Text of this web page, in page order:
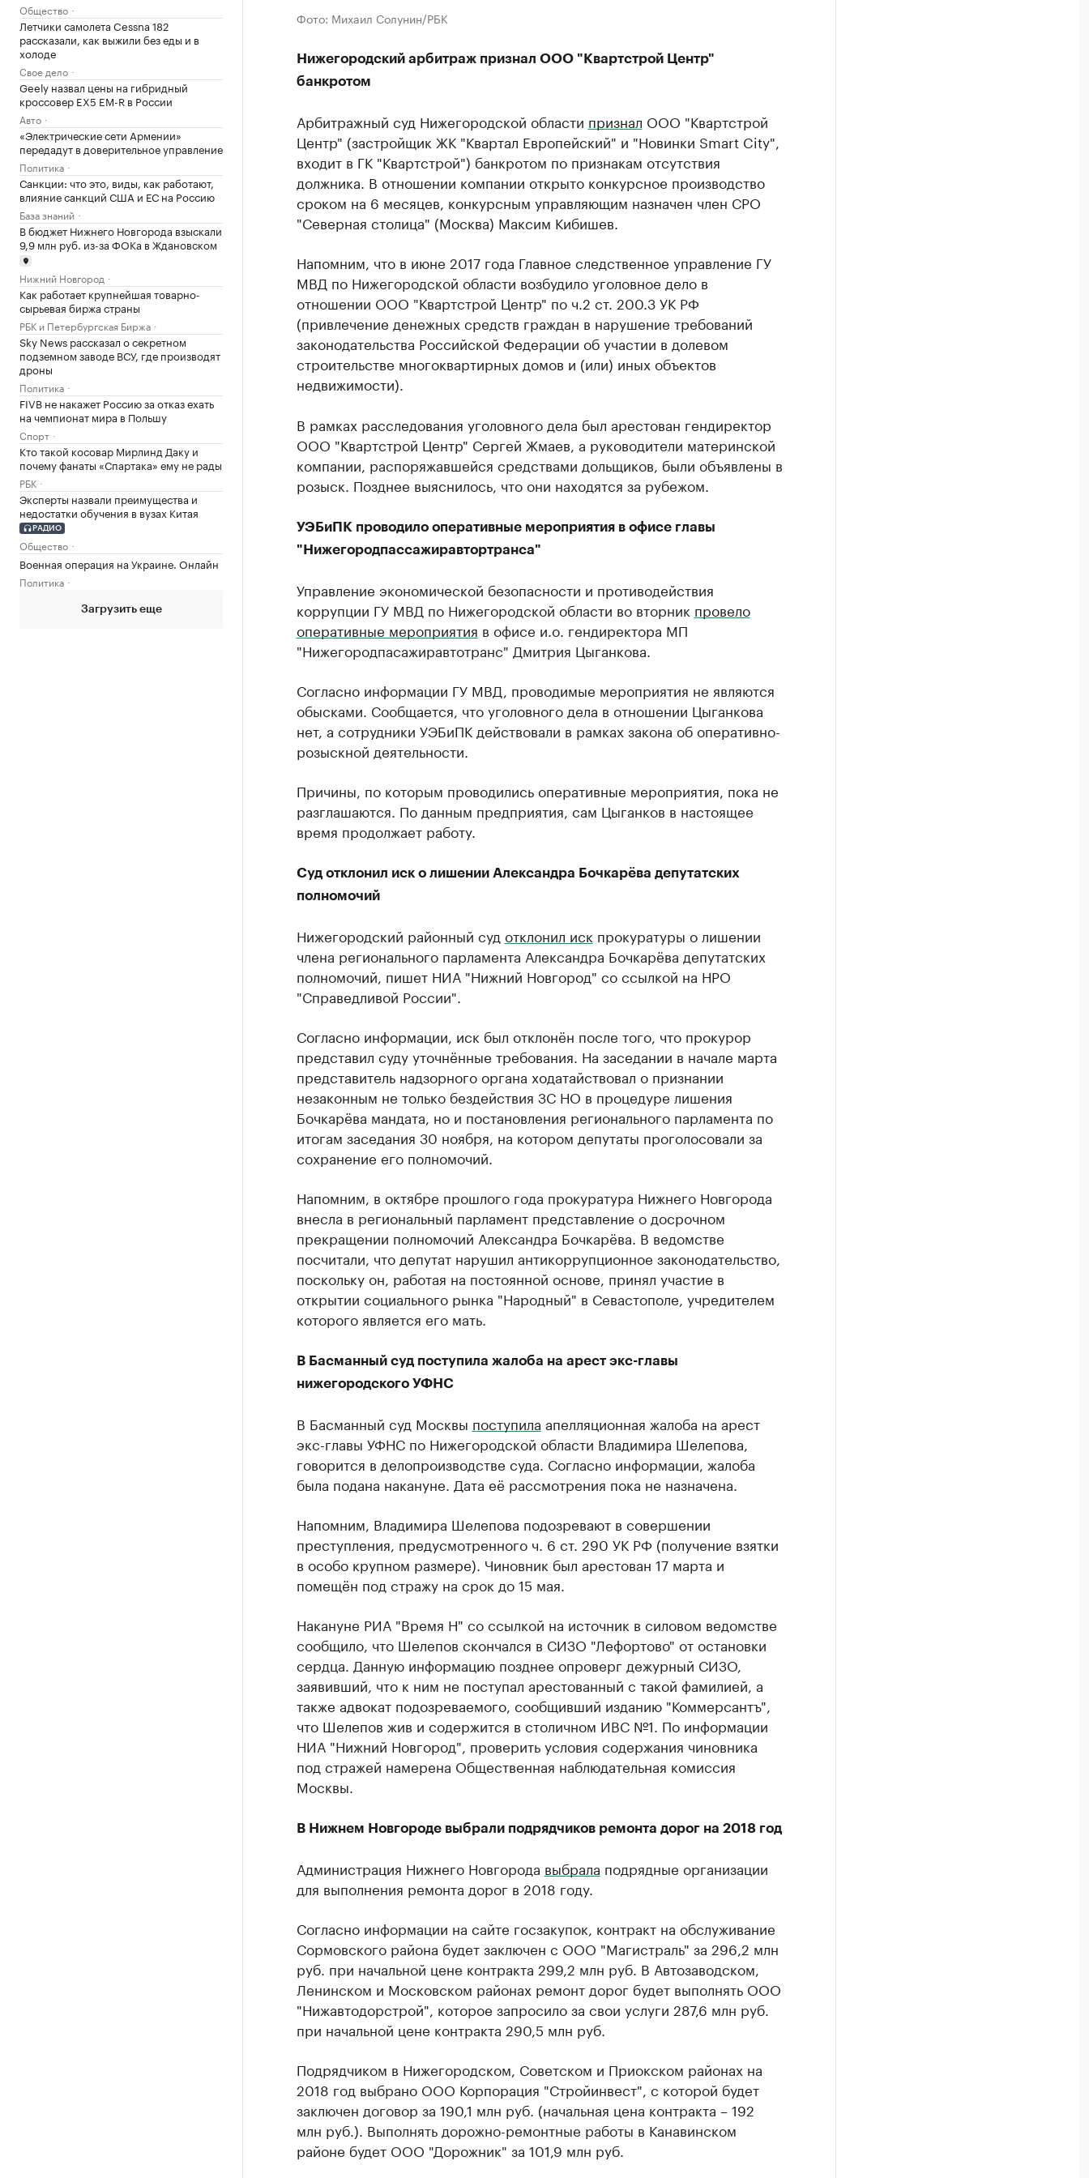
Общество
Летчики самолета Cessna 182
рассказали, как выжили без еды и в
холоде
Свое дело
Geely назвал цены на гибридный
кроссовер EX5 EM-R в России
Авто
«Электрические сети Армении»
передадут в доверительное управление
Политика
Санкции: что это, виды, как работают,
влияние санкций США и ЕС на Россию
База знаний
В бюджет Нижнего Новгорода взыскали
9,9 млн руб. из-за ФОКа в Ждановском
Нижний Новгород
Как работает крупнейшая товарно-
сырьевая биржа страны
РБК и Петербургская Биржа
Sky News рассказал о секретном
подземном заводе ВСУ, где производят
дроны
Политика
FIVB не накажет Россию за отказ ехать
на чемпионат мира в Польшу
Спорт
Кто такой косовар Мирлинд Даку и
почему фанаты «Спартака» ему не рады
РБК
Эксперты назвали преимущества и
недостатки обучения в вузах Китая
РАДИО
Общество
Военная операция на Украине. Онлайн
Политика
Загрузить еще
Фото: Михаил Солунин/РБК
Нижегородский арбитраж признал ООО "Квартстрой Центр"
банкротом
Арбитражный суд Нижегородской области признал ООО "Квартстрой
Центр" (застройщик ЖК "Квартал Европейский" и "Новинки Smart City",
входит в ГК "Квартстрой") банкротом по признакам отсутствия
должника. В отношении компании открыто конкурсное производство
сроком на 6 месяцев, конкурсным управляющим назначен член СРО
"Северная столица" (Москва) Максим Кибишев.
Напомним, что в июне 2017 года Главное следственное управление ГУ
МВД по Нижегородской области возбудило уголовное дело в
отношении ООО "Квартстрой Центр" по ч.2 ст. 200.3 УК РФ
(привлечение денежных средств граждан в нарушение требований
законодательства Российской Федерации об участии в долевом
строительстве многоквартирных домов и (или) иных объектов
недвижимости).
В рамках расследования уголовного дела был арестован гендиректор
ООО "Квартстрой Центр"​ Сергей Жмаев, а руководители материнской
компании, распоряжавшейся средствами дольщиков, были объявлены в
розыск. Позднее выяснилось, что они находятся за рубежом.
УЭБиПК проводило оперативные мероприятия в офисе главы
"Нижегородпассажиравтортранса"
Управление экономической безопасности и противодействия
коррупции ГУ МВД по Нижегородской области во вторник провело
оперативные мероприятия в офисе и.о. гендиректора МП
"Нижегородпасажиравтотранс" Дмитрия Цыганкова.
Согласно информации ГУ МВД, проводимые мероприятия не являются
обысками. Сообщается, что уголовного дела в отношении Цыганкова
нет, а сотрудники УЭБиПК действовали в рамках закона об оперативно-
розыскной деятельности.
Причины, по которым проводились оперативные мероприятия, пока не
разглашаются. По данным предприятия, сам Цыганков в настоящее
время продолжает работу.
Суд отклонил иск о лишении Александра Бочкарёва депутатских
полномочий
Нижегородский районный суд отклонил иск прокуратуры о лишении
члена регионального парламента Александра Бочкарёва депутатских
полномочий, пишет НИА "Нижний Новгород" со ссылкой на НРО
"Справедливой России".
Согласно информации, иск был отклонён после того, что прокурор
представил суду уточнённые требования. На заседании в начале марта
представитель надзорного органа ходатайствовал о признании
незаконным не только бездействия ЗС НО в процедуре лишения
Бочкарёва мандата, но и постановления регионального парламента по
итогам заседания 30 ноября, на котором депутаты проголосовали за
сохранение его полномочий.
Напомним, в октябре прошлого года прокуратура Нижнего Новгорода
внесла в региональный парламент представление о досрочном
прекращении полномочий Александра Бочкарёва. В ведомстве
посчитали, что депутат нарушил антикоррупционное законодательство,
поскольку он, работая на постоянной основе, принял участие в
открытии социального рынка "Народный" в Севастополе, учредителем
которого является его мать.
В Басманный суд поступила жалоба на арест экс-главы
нижегородского УФНС
В Басманный суд Москвы поступила апелляционная жалоба на арест
экс-главы УФНС по Нижегородской области Владимира Шелепова,
говорится в делопроизводстве суда. Согласно информации, жалоба
была подана накануне. Дата её рассмотрения пока не назначена.
Напомним, Владимира Шелепова подозревают в совершении
преступления, предусмотренного ч. 6 ст. 290 УК РФ (получение взятки
в особо крупном размере). Чиновник был арестован 17 марта и
помещён под стражу на срок до 15 мая.
Накануне РИА "Время Н" со ссылкой на источник в силовом ведомстве
сообщило, что Шелепов скончался в СИЗО "Лефортово" от остановки
сердца. Данную информацию позднее опроверг дежурный СИЗО,
заявивший, что к ним не поступал арестованный с такой фамилией, а
также адвокат подозреваемого, сообщивший изданию "Коммерсантъ",
что Шелепов жив и содержится в столичном ИВС №1. По информации
НИА "Нижний Новгород", проверить условия содержания чиновника
под стражей намерена Общественная наблюдательная комиссия
Москвы.
В Нижнем Новгороде выбрали подрядчиков ремонта дорог на 2018 год
Администрация Нижнего Новгорода выбрала подрядные организации
для выполнения ремонта дорог в 2018 году.
Согласно информации на сайте госзакупок, контракт на обслуживание
Сормовского района будет заключен с ООО "Магистраль" за 296,2 млн
руб. при начальной цене контракта 299,2 млн руб. В Автозаводском,
Ленинском и Московском районах ремонт дорог будет выполнять ООО
"Нижавтодорстрой", которое запросило за свои услуги 287,6 млн руб.
при начальной цене контракта 290,5 млн руб.
Подрядчиком в Нижегородском, Советском и Приокском районах на
2018 год выбрано ООО Корпорация "Стройинвест", с которой будет
заключен договор за 190,1 млн руб. (начальная цена контракта – 192
млн руб.). Выполнять дорожно-ремонтные работы в Канавинском
районе будет ООО "Дорожник" за 101,9 млн руб.